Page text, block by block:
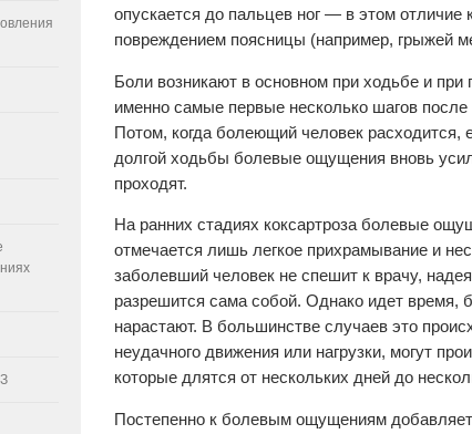
опускается до пальцев ног — в этом отличие
повреждением поясницы (например, грыжей
Боли возникают в основном при ходьбе и при
именно самые первые несколько шагов
Потом, когда болеющий человек расходится,
долгой ходьбы болевые ощущения вновь
проходят.
На ранних стадиях коксартроза болевые
отмечается лишь легкое прихрамывание и
заболевший человек не спешит к врачу,
разрешится сама собой. Однако идет время,
нарастают. В большинстве случаев это
неудачного движения или нагрузки, могут
которые длятся от нескольких дней до
Постепенно к болевым ощущениям